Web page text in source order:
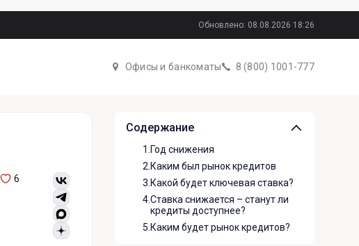
Обновлено: 08.08.2026 18:26
Офисы и банкоматы 8 (800) 1001-777
6
Содержание
1. Год снижения
2. Каким был рынок кредитов
3. Какой будет ключевая ставка?
4.Ставка снижается – станут ли
кредиты доступнее?
5. Каким будет рынок кредитов?